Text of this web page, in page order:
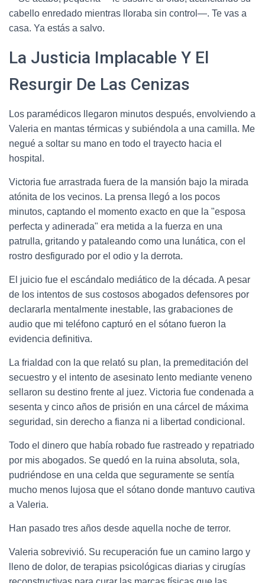
cabello enredado mientras lloraba sin control—. Te vas a
casa. Ya estás a salvo.
La Justicia Implacable Y El
Resurgir De Las Cenizas
Los paramédicos llegaron minutos después, envolviendo a
Valeria en mantas térmicas y subiéndola a una camilla. Me
negué a soltar su mano en todo el trayecto hacia el
hospital.
Victoria fue arrastrada fuera de la mansión bajo la mirada
atónita de los vecinos. La prensa llegó a los pocos
minutos, captando el momento exacto en que la "esposa
perfecta y adinerada" era metida a la fuerza en una
patrulla, gritando y pataleando como una lunática, con el
rostro desfigurado por el odio y la derrota.
El juicio fue el escándalo mediático de la década. A pesar
de los intentos de sus costosos abogados defensores por
declararla mentalmente inestable, las grabaciones de
audio que mi teléfono capturó en el sótano fueron la
evidencia definitiva.
La frialdad con la que relató su plan, la premeditación del
secuestro y el intento de asesinato lento mediante veneno
sellaron su destino frente al juez. Victoria fue condenada a
sesenta y cinco años de prisión en una cárcel de máxima
seguridad, sin derecho a fianza ni a libertad condicional.
Todo el dinero que había robado fue rastreado y repatriado
por mis abogados. Se quedó en la ruina absoluta, sola,
pudriéndose en una celda que seguramente se sentía
mucho menos lujosa que el sótano donde mantuvo cautiva
a Valeria.
Han pasado tres años desde aquella noche de terror.
Valeria sobrevivió. Su recuperación fue un camino largo y
lleno de dolor, de terapias psicológicas diarias y cirugías